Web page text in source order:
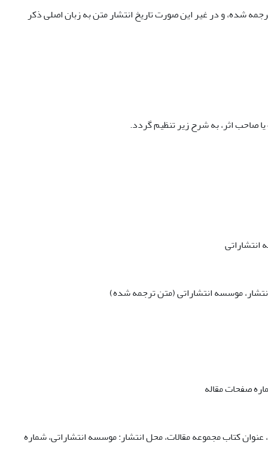
شده، و در غیر این صورت تاریخ انتشار متن به زبان اصلی ذکر
صاحب اثر، به شرح زیر تنظیم گردد.
انتشاراتی
موسسه انتشاراتی (متن ترجمه شده)
صفحات مقاله
کتاب مجموعه مقالات، محل انتشار: موسسه انتشاراتی، شماره